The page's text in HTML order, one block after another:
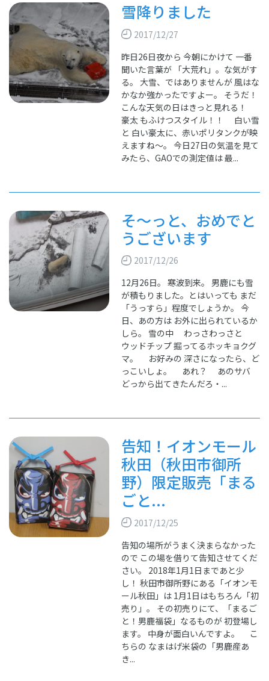
雪降りました
2017/12/27
昨日26日夜から 今朝にかけて 一番
聞いた言葉が 「大荒れ」。な気がす
る。 大雪、ではありませんが 風はな
かなか強かったですよー。 そうだ！
こんな天気の日はきっと見れる！
豪太 もふけつスタイル！！ 白い雪
と 白い豪太に、赤いポリタンクが映
えますね～。 今日27日の気温を見て
みたら、GAOでの測定値は 最...
そ～っと、おめでと
うございます
2017/12/26
12月26日。 寒波到来。 男鹿にも雪
が積もりました。とはいっても まだ
「うっすら」程度でしょうか。 今
日、あの方は お外に出られているか
しら。 雪の中 わっさわっさと
ウッドチップ 掘ってるホッキョクグ
マ。 お好みの 深さになったら、ど
っこいしょ。 あれ？ あのサバ
どっから出てきたんだろ・...
告知！イオンモール
秋田（秋田市御所
野）限定販売「まる
ごと...
2017/12/25
告知の場所がうまく決まらなかった
ので この場を借りて告知させてくだ
さい。 2018年1月1日まであと少
し！ 秋田市御所野にある「イオンモ
ール秋田」は 1月1日はもちろん「初
売り」。 その初売りにて、「まるご
と！男鹿福袋」なるものが 初登場し
ます。 中身が面白いんですよ。 こ
ちらの なまはげ米袋の「男鹿産あ
き...